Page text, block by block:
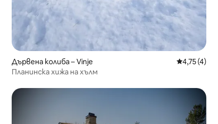
Дървена колиба – Vinje Средна
4,75 (4)
Планинска хижа на хълм